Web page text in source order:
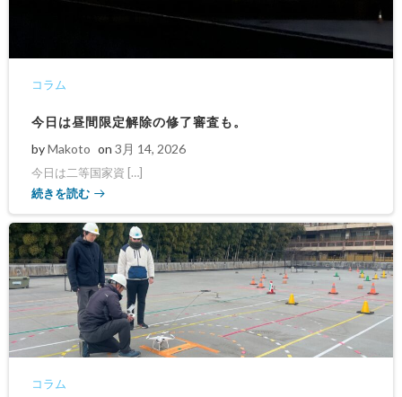
コラム
今日は昼間限定解除の修了審査も。
byMakoto on 3月 14, 2026
今日は二等国家資 […]
続きを読む
コラム